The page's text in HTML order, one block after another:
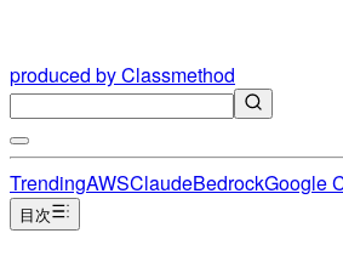
produced by Classmethod
TrendingAWSClaudeBedrockGoogle
目次